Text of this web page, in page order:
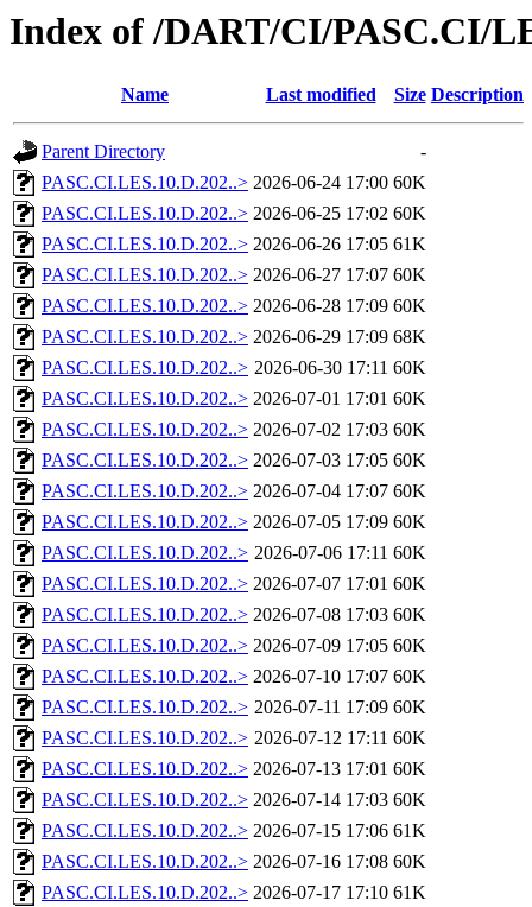
Index of /DART/CI/PASC.CI/
Name Last modified Size Description
Parent Directory
-
PASC.CI.LES.10.D.202..> 2026-06-24 17:00 60K
PASC.CI.LES.10.D.202..> 2026-06-25 17:02 60K
PASC.CI.LES.10.D.202..> 2026-06-26 17:05 61K
PASC.CI.LES.10.D.202..> 2026-06-27 17:07 60K
PASC.CI.LES.10.D.202..> 2026-06-28 17:09 60K
PASC.CI.LES.10.D.202..> 2026-06-29 17:09 68K
PASC.CI.LES.10.D.202..> 2026-06-30 17:11 60K
PASC.CI.LES.10.D.202..> 2026-07-01 17:01 60K
PASC.CI.LES.10.D.202..> 2026-07-02 17:03 60K
PASC.CI.LES.10.D.202..> 2026-07-03 17:05 60K
PASC.CI.LES.10.D.202..> 2026-07-04 17:07 60K
PASC.CI.LES.10.D.202..> 2026-07-05 17:09 60K
PASC.CI.LES.10.D.202..> 2026-07-06 17:11 60K
PASC.CI.LES.10.D.202..> 2026-07-07 17:01 60K
PASC.CI.LES.10.D.202..> 2026-07-08 17:03 60K
PASC.CI.LES.10.D.202..> 2026-07-09 17:05 60K
PASC.CI.LES.10.D.202..> 2026-07-10 17:07 60K
PASC.CI.LES.10.D.202..> 2026-07-11 17:09 60K
PASC.CI.LES.10.D.202..> 2026-07-12 17:11 60K
PASC.CI.LES.10.D.202..> 2026-07-13 17:01 60K
PASC.CI.LES.10.D.202..> 2026-07-14 17:03 60K
PASC.CI.LES.10.D.202..> 2026-07-15 17:06 61K
PASC.CI.LES.10.D.202..> 2026-07-16 17:08 60K
PASC.CI.LES.10.D.202..> 2026-07-17 17:10 61K